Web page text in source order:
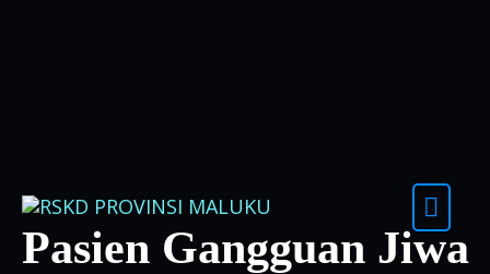
Pasien Gangguan Jiwa